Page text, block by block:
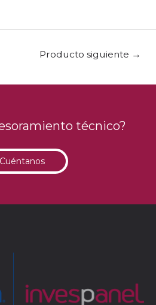
Producto siguiente →
técnico?
Cuéntanos